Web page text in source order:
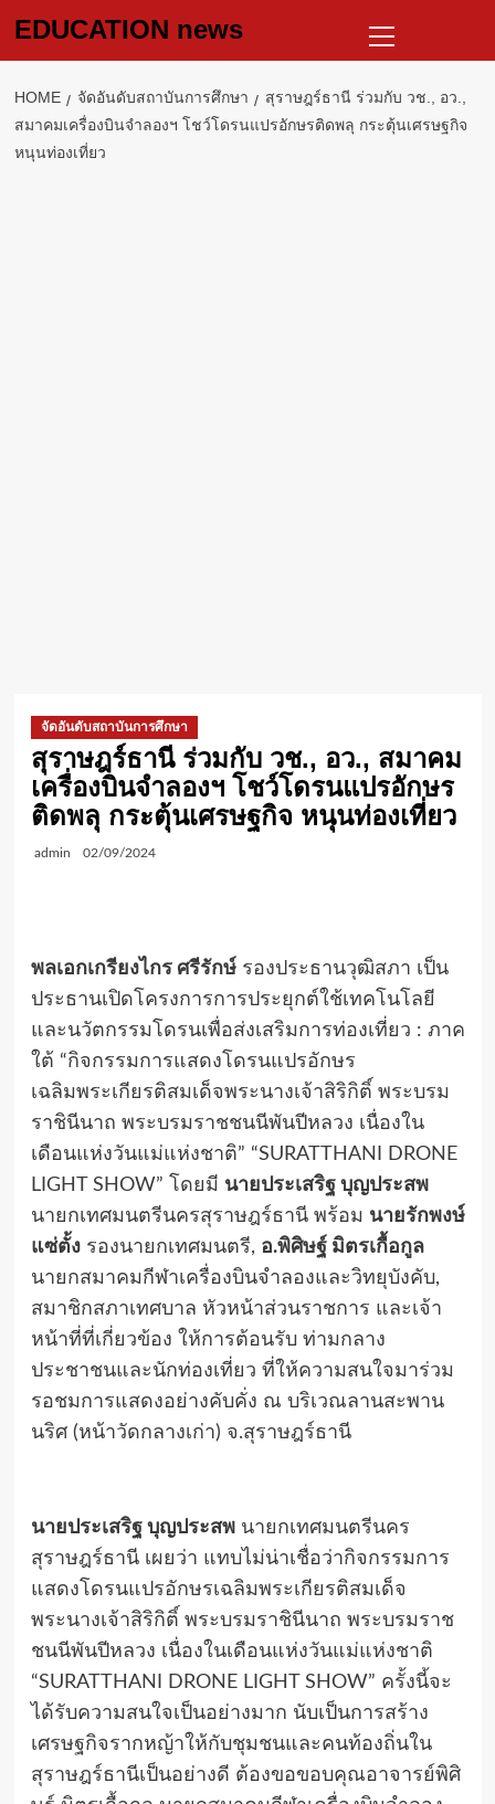
EDUCATION news
Menu
HOME จัดอันดับสถาบันการศึกษา
สุราษฎร์ธานี ร่วมกับ วช., อว.,
สมาคมเครื่องบินจำลองฯ โชว์โดรนแปรอักษรติดพลุ กระตุ้นเศรษฐกิจ
หนุนท่องเที่ยว
จัดอันดับสถาบันการศึกษา
สุราษฎร์ธานี ร่วมกับ วช., อว., สมาคม
เครื่องบินจำลองฯ โชว์โดรนแปรอักษร
ติดพลุ กระตุ้นเศรษฐกิจ หนุนท่องเที่ยว
admin 02/09/2024
พลเอกเกรียงไกร ศรีรักษ์รองประธานวุฒิสภา เป็น
ประธานเปิดโครงการการประยุกต์ใช้เทคโนโลยี
และนวัตกรรมโดรนเพื่อส่งเสริมการท่องเที่ยว : ภาค
ใต้ “กิจกรรมการแสดงโดรนแปรอักษร
เฉลิมพระเกียรติสมเด็จพระนางเจ้าสิริกิติ์ พระบรม
ราชินีนาถ พระบรมราชชนนีพันปีหลวง เนื่องใน
เดือนแห่งวันแม่แห่งชาติ” “SURATTHANI DRONE
LIGHT SHOW” โดยมี นายประเสริฐ บุญประสพ
นายกเทศมนตรีนครสุราษฎร์ธานี พร้อม นายรักพงษ์
แซ่ตั้งรองนายกเทศมนตรี, อ.พิศิษฐ์ มิตรเกื้อกูล
นายกสมาคมกีฬาเครื่องบินจำลองและวิทยุบังคับ,
สมาชิกสภาเทศบาล หัวหน้าส่วนราชการ และเจ้า
หน้าที่ที่เกี่ยวข้อง ให้การต้อนรับ ท่ามกลาง
ประชาชนและนักท่องเที่ยว ที่ให้ความสนใจมาร่วม
รอชมการแสดงอย่างคับคั่ง ณ บริเวณลานสะพาน
นริศ (หน้าวัดกลางเก่า) จ.สุราษฎร์ธานี
นายประเสริฐ บุญประสพนายกเทศมนตรีนคร
สุราษฎร์ธานี เผยว่า แทบไม่น่าเชื่อว่ากิจกรรมการ
แสดงโดรนแปรอักษรเฉลิมพระเกียรติสมเด็จ
พระนางเจ้าสิริกิติ์ พระบรมราชินีนาถ พระบรมราช
ชนนีพันปีหลวง เนื่องในเดือนแห่งวันแม่แห่งชาติ
“SURATTHANI DRONE LIGHT SHOW” ครั้งนี้จะ
ได้รับความสนใจเป็นอย่างมาก นับเป็นการสร้าง
เศรษฐกิจรากหญ้าให้กับชุมชนและคนท้องถิ่นใน
สุราษฎร์ธานีเป็นอย่างดี ต้องขอขอบคุณอาจารย์พิศิ